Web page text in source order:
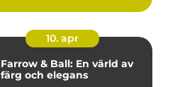
10. apr
Farrow & Ball: En värld av
färg och elegans